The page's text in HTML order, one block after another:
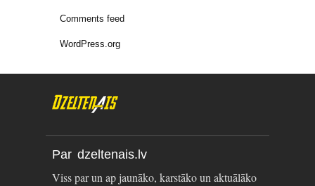
Comments feed
WordPress.org
Par dzeltenais.lv
Viss par un ap jaunāko, karstāko un aktuālāko